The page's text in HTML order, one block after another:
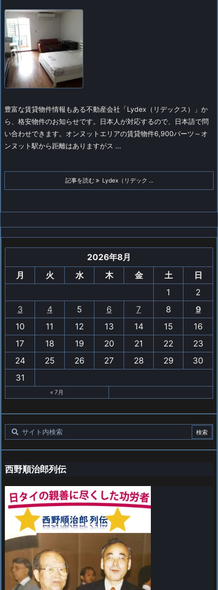
豊富な賃貸物件情報もある不動産会社「Lydex（リデックス）」か
ら、格安物件のお知らせです。日本人が対応するので、日本語で問
い合わせできます。 オンヌットエリアの賃貸物件6,900バーツ～ オ
ンヌット駅から距離はありますがス ...
記事を読む Lydex（リデック ...
2026年8月
月
火 水 木 金 土
日
1
2
3
4 5 6 7 8
9
10
11 12 13 14 15
16
17
18 19 20 21 22
23
24
25 26 27 28 29
30
31
« 7月
西野順治郎列伝